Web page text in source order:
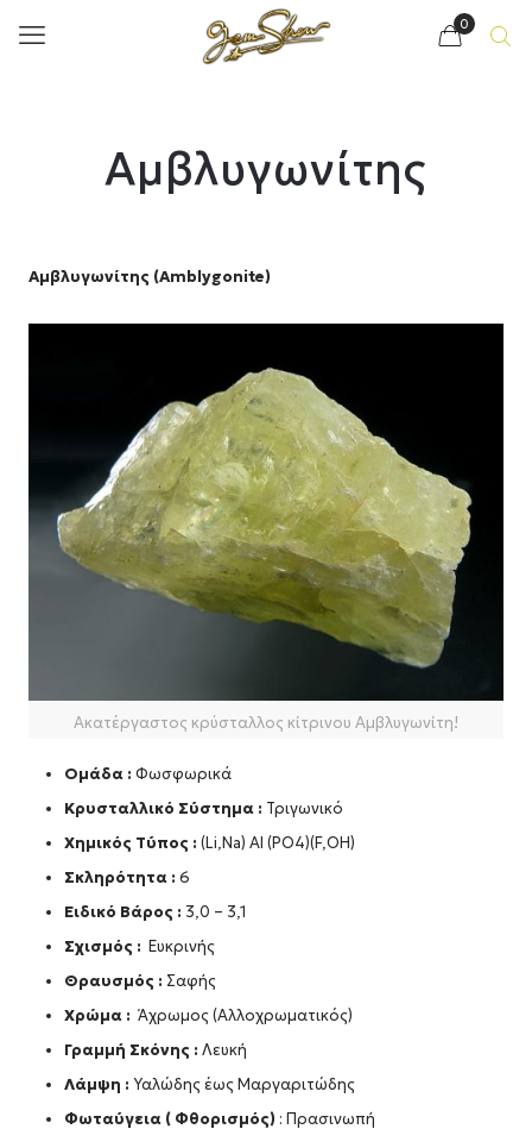
0
Αμβλυγωνίτης
Αμβλυγωνίτης (Amblygonite)
Ακατέργαστος κρύσταλλος κίτρινου Αμβλυγωνίτη!
Ομάδα :Φωσφωρικά
Κρυσταλλικό Σύστημα : Τριγωνικό
Χημικός Τύπος :(Li,Na) AI (PO4)(F,OH)
Σκληρότητα :6
Ειδικό Βάρος : 3,0 – 3,1
Σχισμός :Ευκρινής
Θραυσμός : Σαφής
Χρώμα :Άχρωμος (Αλλοχρωματικός)
Γραμμή Σκόνης :Λευκή
Λάμψη :Υαλώδης έως Μαργαριτώδης
Φωταύγεια ( Φθορισμός) : Πρασινωπή